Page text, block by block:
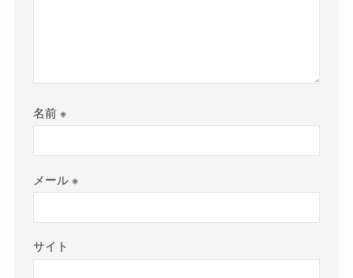
名前※
メール※
サイト